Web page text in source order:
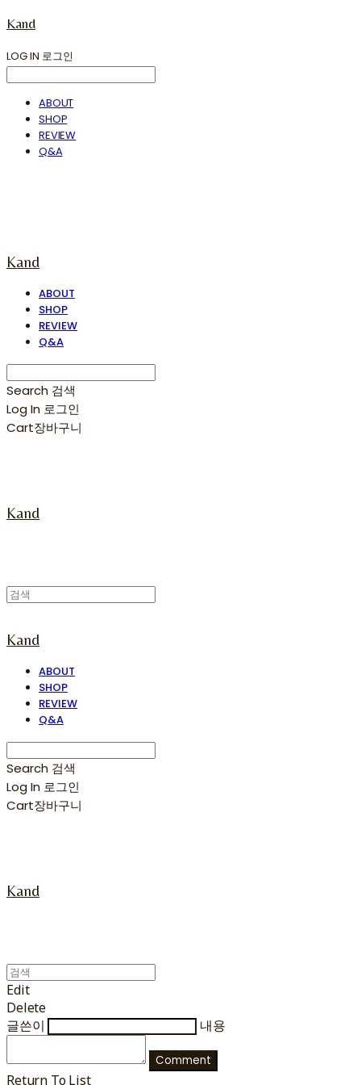
Kand
LOG IN 로그인
ABOUT
SHOP
REVIEW
Q&A
Kand
ABOUT
SHOP
REVIEW
Q&A
Search 검색
Log In 로그인
Cart장바구니
Kand
Kand
ABOUT
SHOP
REVIEW
Q&A
Search 검색
Log In 로그인
Cart장바구니
Kand
Edit
Delete
글쓴이
내용
Comment
Return To List